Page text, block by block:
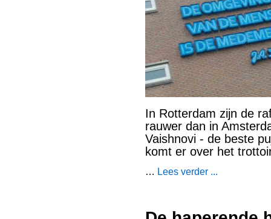
In Rotterdam zijn de
rauwer dan in
Vaishnovi - de beste
komt er over het
… Lees verder ...